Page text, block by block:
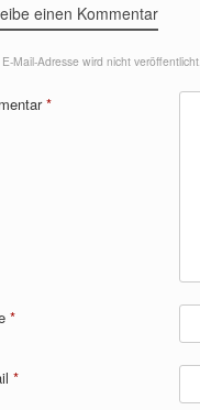
einen Kommentar
Mail-Adresse wird nicht veröffentlicht.
*
*
*